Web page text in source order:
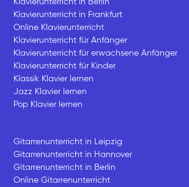
Klavierunterricht in Berlin
Klavierunterricht in Frankfurt
Online Klavierunterricht
Klavierunterricht für Anfänger
Klavierunterricht für erwachsene Anfänger
Klavierunterricht für Kinder
Klassik Klavier lernen
Jazz Klavier lernen
Pop Klavier lernen
Gitarrenunterricht in Leipzig
Gitarrenunterricht in Hannover
Gitarrenunterricht in Berlin
Online Gitarrenunterricht